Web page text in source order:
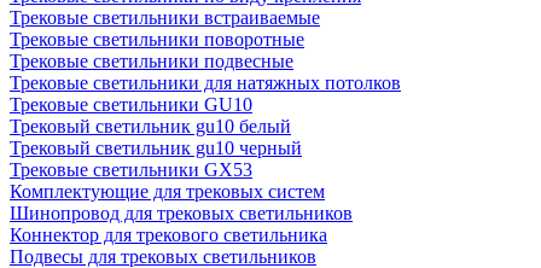
Трековые светильники встраиваемые
Трековые светильники поворотные
Трековые светильники подвесные
Трековые светильники для натяжных потолков
Трековые светильники GU10
Трековый светильник gu10 белый
Трековый светильник gu10 черный
Трековые светильники GX53
Комплектующие для трековых систем
Шинопровод для трековых светильников
Коннектор для трекового светильника
Подвесы для трековых светильников